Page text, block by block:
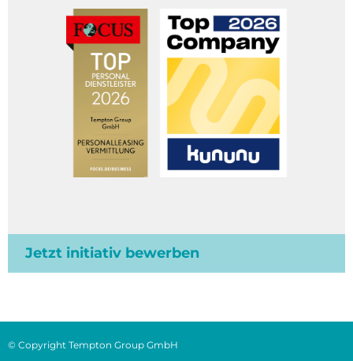
Jetzt initiativ bewerben
© Copyright Tempton Group GmbH